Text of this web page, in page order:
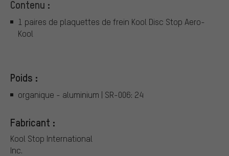
Contenu :
1 paires de plaquettes de frein Kool Disc Stop Aero-
Kool
Poids :
organique - aluminium | SR-006: 24
Fabricant :
Kool Stop International
Inc.